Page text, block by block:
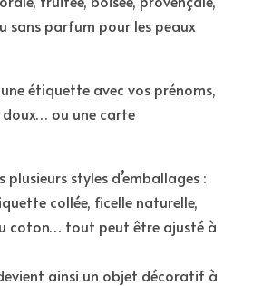
sans parfum pour les peaux
étiquette avec vos prénoms,
ou une carte
plusieurs styles d’emballages :
collée, ficelle naturelle,
coton… tout peut être ajusté à
ainsi un objet décoratif à